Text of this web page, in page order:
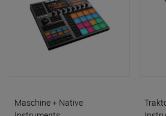
Maschine + Native